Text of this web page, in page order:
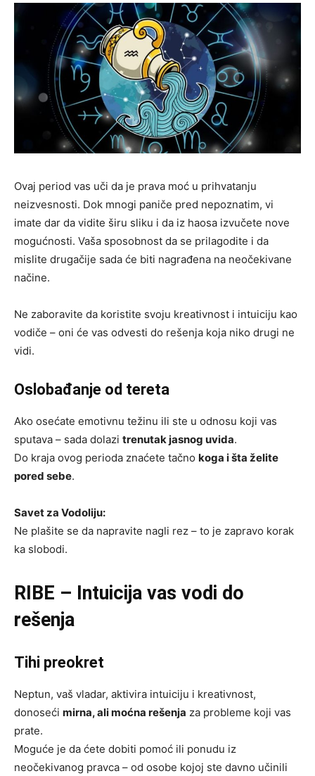
Ovaj period vas uči da je prava moć u prihvatanju
neizvesnosti. Dok mnogi paniče pred nepoznatim, vi
imate dar da vidite širu sliku i da iz haosa izvučete nove
mogućnosti. Vaša sposobnost da se prilagodite i da
mislite drugačije sada će biti nagrađena na neočekivane
načine.
Ne zaboravite da koristite svoju kreativnost i intuiciju kao
vodiče – oni će vas odvesti do rešenja koja niko drugi ne
vidi.
Oslobađanje od tereta
Ako osećate emotivnu težinu ili ste u odnosu koji vas
sputava – sada dolazi trenutak jasnog uvida.
Do kraja ovog perioda znaćete tačno koga i šta želite
pored sebe.
Savet za Vodoliju:
Ne plašite se da napravite nagli rez – to je zapravo korak
ka slobodi.
RIBE – Intuicija vas vodi do
rešenja
Tihi preokret
Neptun, vaš vladar, aktivira intuiciju i kreativnost,
donoseći mirna, ali moćna rešenja za probleme koji vas
prate.
Moguće je da ćete dobiti pomoć ili ponudu iz
neočekivanog pravca – od osobe kojoj ste davno učinili